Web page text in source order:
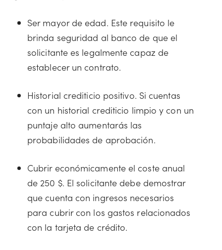
Ser mayor de edad. Este requisito le
brinda seguridad al banco de que el
solicitante es legalmente capaz de
establecer un contrato.
Historial crediticio positivo. Si cuentas
con un historial crediticio limpio y con un
puntaje alto aumentarás las
probabilidades de aprobación.
Cubrir económicamente el coste anual
de 250 $. El solicitante debe demostrar
que cuenta con ingresos necesarios
para cubrir con los gastos relacionados
con la tarjeta de crédito.